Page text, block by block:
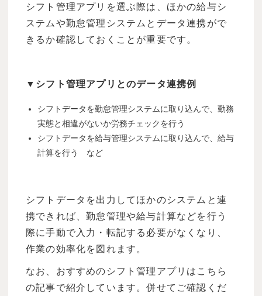
シフト管理アプリを選ぶ際は、ほかの給与シ
ステムや勤怠管理システムとデータ連携がで
きるか確認しておくことが重要です。
▼シフト管理アプリとのデータ連携例
シフトデータを勤怠管理システムに取り込んで、勤務
実態と相違がないか労務チェックを行う
シフトデータを給与管理システムに取り込んで、給与
計算を行う など
シフトデータを出力してほかのシステムと連
携できれば、勤怠管理や給与計算などを行う
際に手動で入力・転記する必要がなくなり、
作業の効率化を図れます。
なお、おすすめのシフト管理アプリはこちら
の記事で紹介しています。併せてご確認くだ